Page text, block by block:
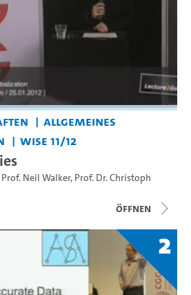
Allgemeines
WiSe 11/12
Prof. Neil Walker, Prof. Dr. Christoph
Öffnen
2